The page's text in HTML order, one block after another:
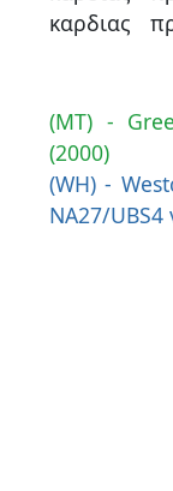
καρδιας
(MT) -
(2000)
(WH) -
NA27/